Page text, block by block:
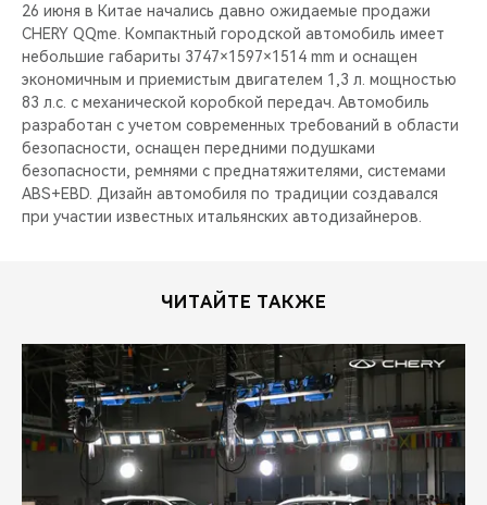
КРОССОВЕРЫ
СЕДАНЫ
НОВИНКИ
КРЕДИТ И СТРАХОВАНИЕ
ЗАПЧАСТИ И АКСЕССУАРЫ
ПОДДЕРЖКА
CHERY CONNECT
О БРЕНДЕ
CHERY В СОЦСЕТЯХ
ЛЮДИ CHERY
БЛАГОТВОРИТЕЛЬНОСТЬ
НАШИ МЕРОПРИЯТИЯ
ВИДЕООБЗОРЫ
CHERY ДЛЯ ДЕТЕЙ
КРЕДИТ
МЫ В СОЦСЕТЯХ
26 июня в Китае начались давно ожидаемые продажи
CHERY QQme. Компактный городской автомобиль имеет
небольшие габариты 3747×1597×1514 mm и оснащен
экономичным и приемистым двигателем 1,3 л. мощностью
83 л.с. с механической коробкой передач. Автомобиль
разработан с учетом современных требований в области
безопасности, оснащен передними подушками
безопасности, ремнями с преднатяжителями, системами
ABS+EBD. Дизайн автомобиля по традиции создавался
при участии известных итальянских автодизайнеров.
ЧИТАЙТЕ ТАКЖЕ